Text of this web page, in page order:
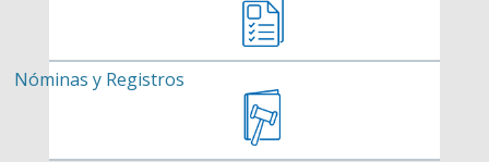
Nóminas y Registros